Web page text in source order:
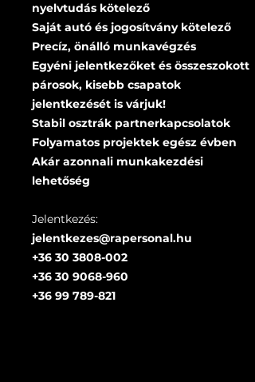
nyelvtudás kötelező
Saját autó és jogosítvány kötelező
Precíz, önálló munkavégzés
Egyéni jelentkezőket és összeszokott
párosok, kisebb csapatok
jelentkezését is várjuk!
Stabil osztrák partnerkapcsolatok
Folyamatos projektek egész évben
Akár azonnali munkakezdési
lehetőség
Jelentkezés:
jelentkezes@rapersonal.hu
+36 30 3808-002
+36 30 9068-960
+36 99 789-821